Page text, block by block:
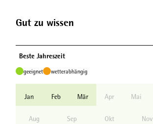
Gut zu wissen
Beste Jahreszeit
geeignet wetterabhängig
Jan Feb Mär Apr Mai
Aug Sep Okt Nov